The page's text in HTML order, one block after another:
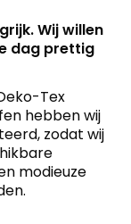
Wij willen
dag prettig
Tex
hebben wij
zodat wij
modieuze